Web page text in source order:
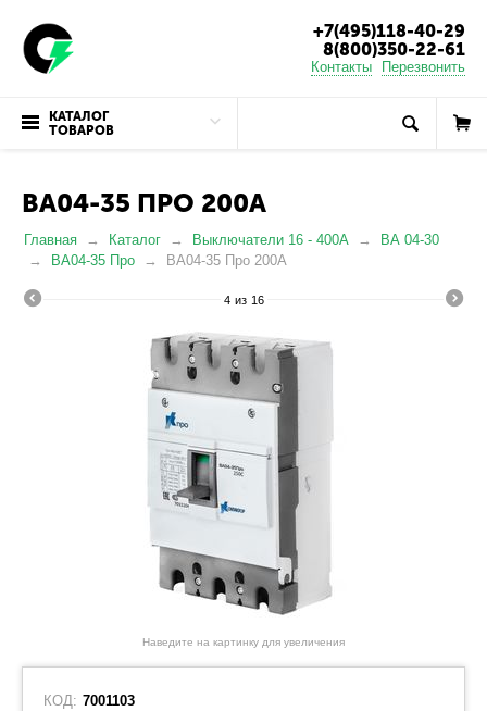
+7(495)118-40-29
8(800)350-22-61
Контакты Перезвонить
КАТАЛОГ
ТОВАРОВ
ВА04-35 ПРО 200А
Главная Каталог Выключатели 16 - 400А
ВА 04-30
ВА04-35 Про
ВА04-35 Про 200А
4 из 16
Наведите на картинку для увеличения
КОД: 7001103